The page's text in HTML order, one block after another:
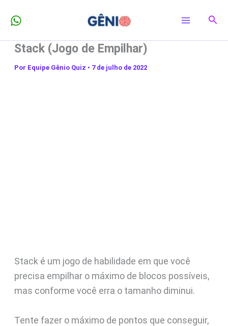
para
conteúdo
Stack (Jogo de Empilhar)
Por Equipe Gênio Quiz • 7 de julho de 2022
Stack é um jogo de habilidade em que você
precisa empilhar o máximo de blocos possíveis,
mas conforme você erra o tamanho diminui.
Tente fazer o máximo de pontos que conseguir,